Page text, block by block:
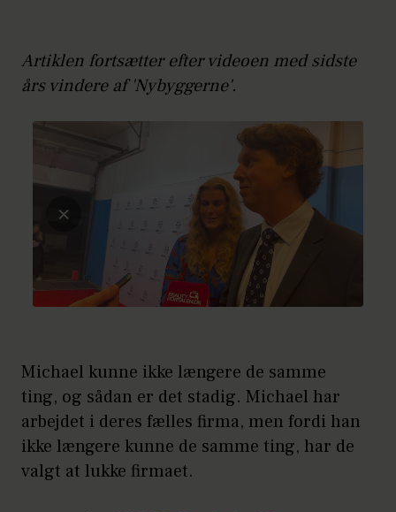
Artiklen fortsætter efter videoen med sidste
års vindere af 'Nybyggerne'.
Michael kunne ikke længere de samme
ting, og sådan er det stadig. Michael har
arbejdet i deres fælles firma, men fordi han
ikke længere kunne de samme ting, har de
valgt at lukke firmaet.